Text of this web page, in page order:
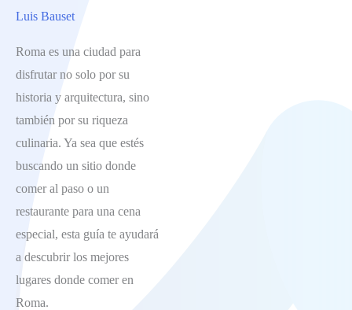
CENTRO
Luis Bauset
Roma es una ciudad para
disfrutar no solo por su
historia y arquitectura, sino
también por su riqueza
culinaria. Ya sea que estés
buscando un sitio donde
comer al paso o un
restaurante para una cena
especial, esta guía te ayudará
a descubrir los mejores
lugares donde comer en
Roma.